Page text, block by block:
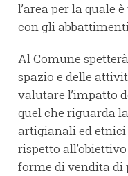
l’area per la quale
con gli
Al Comune
spazio e delle
valutare l’impatto
quel che riguarda
artigianali ed
rispetto
forme di vendita